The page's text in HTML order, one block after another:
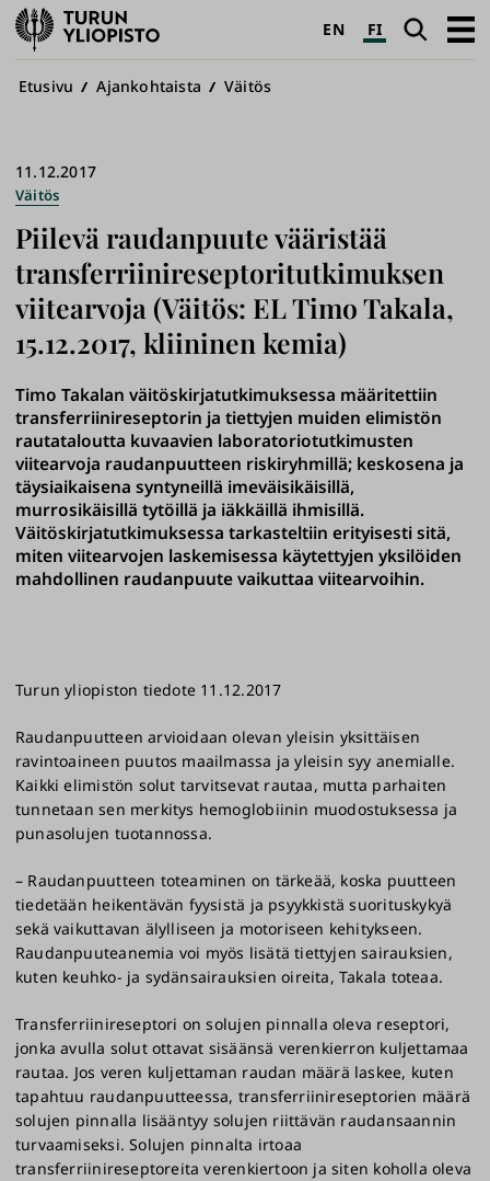
Turun
yliopisto
EN FI Haku
Avaa
Murupolku
Etusivu Ajankohtaista Väitös
Piilevä raudanpuute vääristää
transferriinireseptoritutkimuksen
viitearvoja (Väitös: EL Timo Takala,
15.12.2017, kliininen kemia)
11.12.2017
Väitös
Timo Takalan väitöskirjatutkimuksessa määritettiin
transferriinireseptorin ja tiettyjen muiden elimistön
rautataloutta kuvaavien laboratoriotutkimusten
viitearvoja raudanpuutteen riskiryhmillä; keskosena ja
täysiaikaisena syntyneillä imeväisikäisillä,
murrosikäisillä tytöillä ja iäkkäillä ihmisillä.
Väitöskirjatutkimuksessa tarkasteltiin erityisesti sitä,
miten viitearvojen laskemisessa käytettyjen yksilöiden
mahdollinen raudanpuute vaikuttaa viitearvoihin.
​Turun yliopiston tiedote 11.12.2017
Raudanpuutteen arvioidaan olevan yleisin yksittäisen
ravintoaineen puutos maailmassa ja yleisin syy anemialle.
Kaikki elimistön solut tarvitsevat rautaa, mutta parhaiten
tunnetaan sen merkitys hemoglobiinin muodostuksessa ja
punasolujen tuotannossa.
– Raudanpuutteen toteaminen on tärkeää, koska puutteen
tiedetään heikentävän fyysistä ja psyykkistä suorituskykyä
sekä vaikuttavan älylliseen ja motoriseen kehitykseen.
Raudanpuuteanemia voi myös lisätä tiettyjen sairauksien,
kuten keuhko- ja sydänsairauksien oireita, Takala toteaa.
Transferriinireseptori on solujen pinnalla oleva reseptori,
jonka avulla solut ottavat sisäänsä verenkierron kuljettamaa
rautaa. Jos veren kuljettaman raudan määrä laskee, kuten
tapahtuu raudanpuutteessa, transferriinireseptorien määrä
solujen pinnalla lisääntyy solujen riittävän raudansaannin
turvaamiseksi. Solujen pinnalta irtoaa
transferriinireseptoreita verenkiertoon ja siten koholla oleva